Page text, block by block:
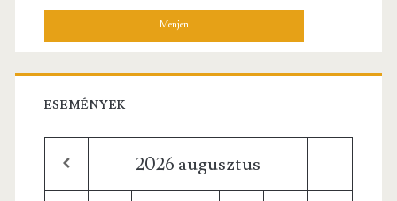
ESEMÉNYEK
2026 augusztus